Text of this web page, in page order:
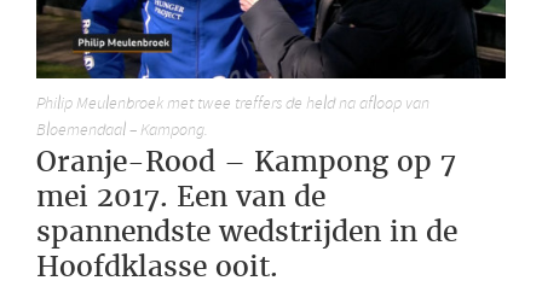
Philip Meulenbroek met twee treffers de held na afloop van
Bloemendaal – Kampong.
Oranje-Rood – Kampong op 7
mei 2017. Een van de
spannendste wedstrijden in de
Hoofdklasse ooit.